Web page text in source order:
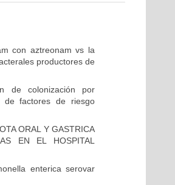
con aztreonam vs la
productores de
de colonización por
de factores de riesgo
ORAL Y GASTRICA
EN EL HOSPITAL
enterica serovar